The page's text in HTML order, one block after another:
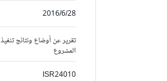
2016/6/28
تقرير عن أوضاع ونتائج تنفيذ
المشروع
ISR24010